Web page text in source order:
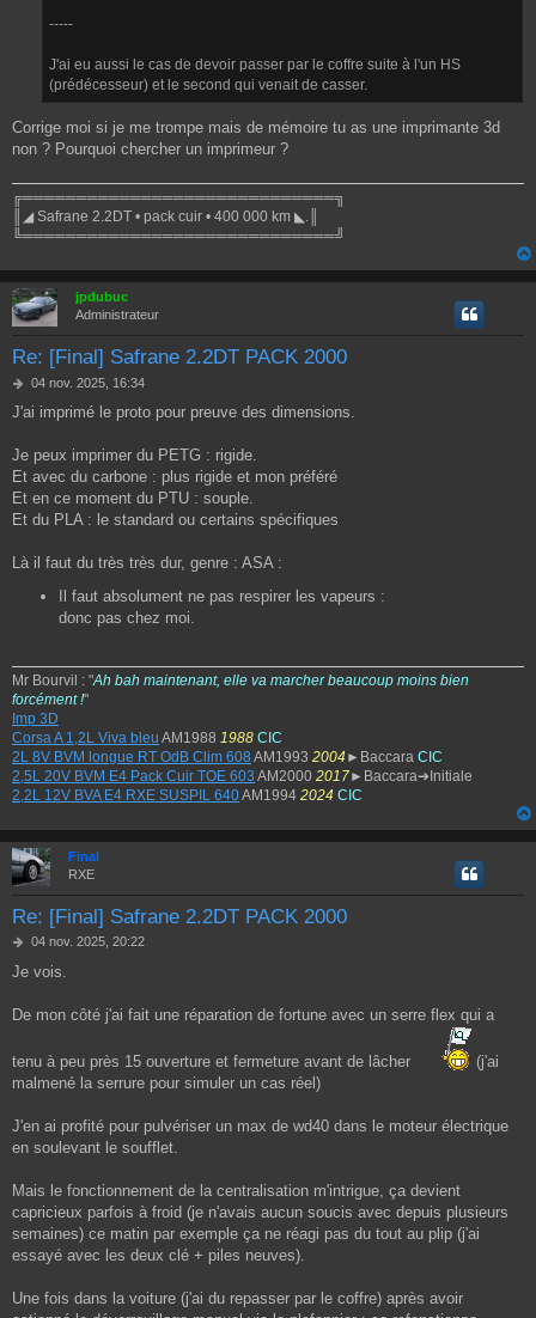
-----
J'ai eu aussi le cas de devoir passer par le coffre suite à l'un HS
(prédécesseur) et le second qui venait de casser.
Corrige moi si je me trompe mais de mémoire tu as une imprimante 3d
non ? Pourquoi chercher un imprimeur ?
╔═════════════════════════════╗
║◢ Safrane 2.2DT • pack cuir • 400 000 km ◣.║
╚═════════════════════════════╝
jpdubuc
Administrateur
Re: [Final] Safrane 2.2DT PACK 2000
M
s
a
g
04 nov. 2025, 16:34
J'ai imprimé le proto pour preuve des dimensions.
Je peux imprimer du PETG : rigide.
Et avec du carbone : plus rigide et mon préféré
Et en ce moment du PTU : souple.
Et du PLA : le standard ou certains spécifiques
Là il faut du très très dur, genre : ASA :
Il faut absolument ne pas respirer les vapeurs :
donc pas chez moi.
Mr Bourvil : "Ah bah maintenant, elle va marcher beaucoup moins bien
forcément !"
Imp 3D
Corsa A 1,2L Viva bleu AM1988 1988 CIC
2L 8V BVM longue RT OdB Clim 608 AM1993 2004 ►Baccara CIC
2,5L 20V BVM E4 Pack Cuir TOE 603 AM2000 2017►Baccara➔Initiale
2,2L 12V BVA E4 RXE SUSPIL 640AM1994 2024 CIC
Final
RXE
Re: [Final] Safrane 2.2DT PACK 2000
M
s
a
04 nov. 2025, 20:22
Je vois.
De mon côté j'ai fait une réparation de fortune avec un serre flex qui a
tenu à peu près 15 ouverture et fermeture avant de lâcher
(j'ai
malmené la serrure pour simuler un cas réel)
J'en ai profité pour pulvériser un max de wd40 dans le moteur électrique
en soulevant le soufflet.
Mais le fonctionnement de la centralisation m'intrigue, ça devient
capricieux parfois à froid (je n'avais aucun soucis avec depuis plusieurs
semaines) ce matin par exemple ça ne réagi pas du tout au plip (j'ai
essayé avec les deux clé + piles neuves).
Une fois dans la voiture (j'ai du repasser par le coffre) après avoir